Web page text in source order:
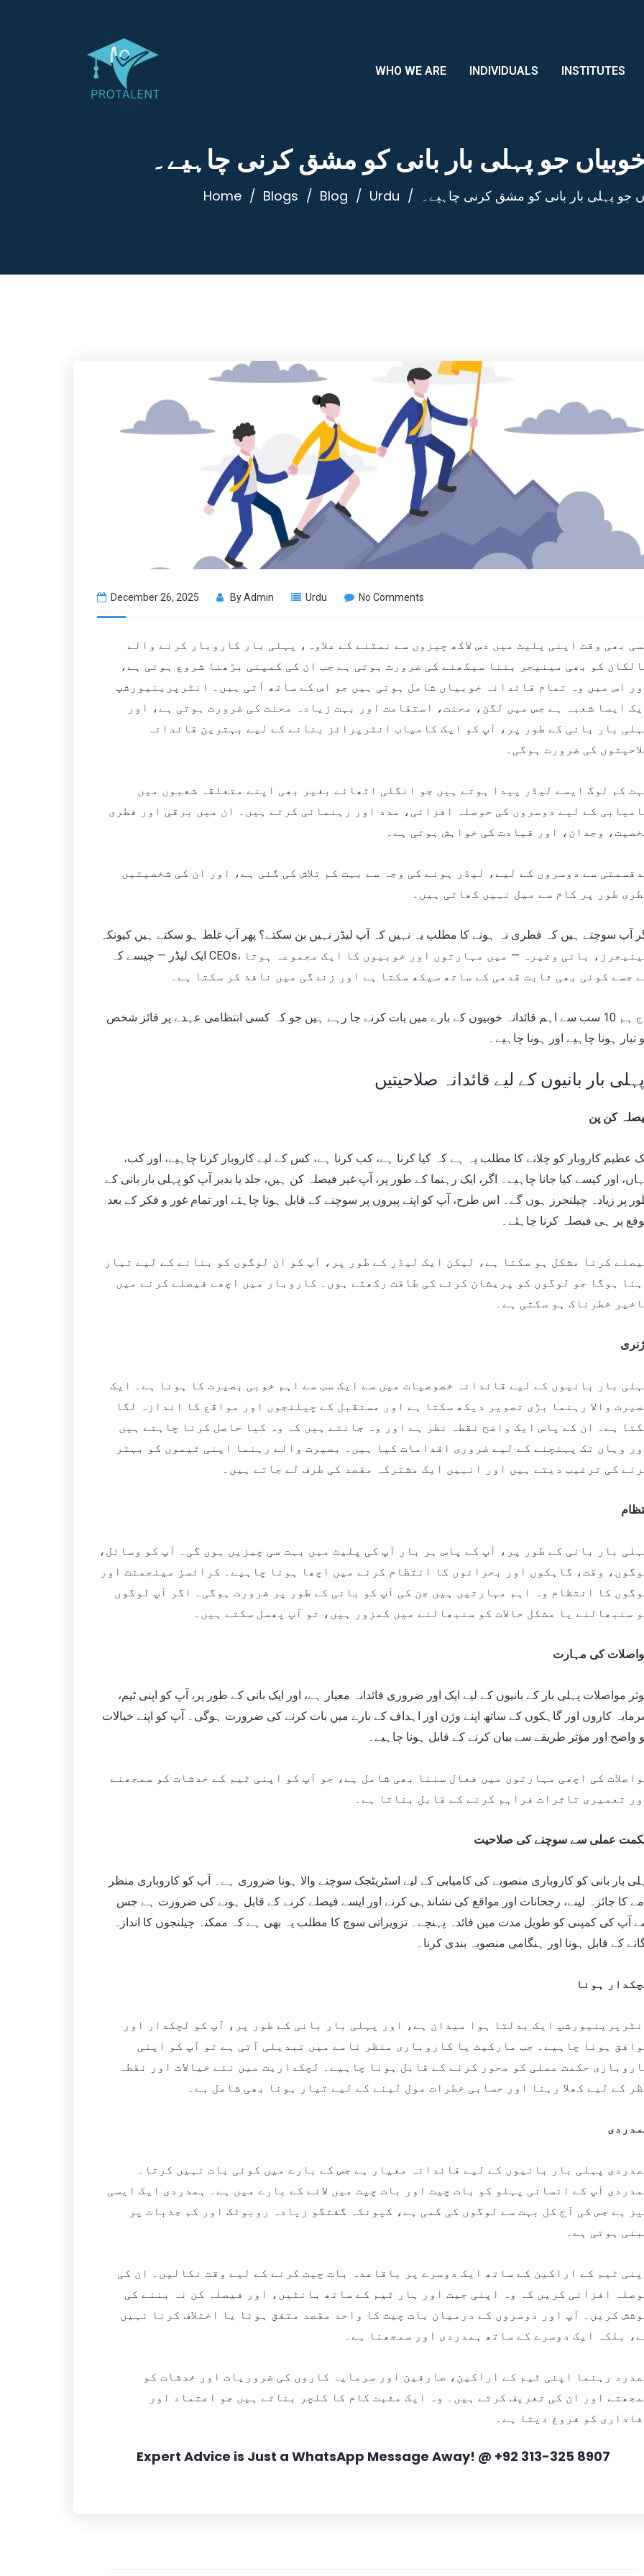
WHO WE ARE INDIVIDUALS INSTITUTES
جو پہلی بار بانی کو مشق کرنی چاہیے۔
Home Blogs Blog Urdu جو پہلی بار بانی کو مشق کرنی چاہیے۔
December 26, 2025 ByAdmin Urdu No Comments
بھی وقت اپنی پلیٹ میں دس لاکھ چیزوں سے نمٹنے کے علاوہ، پہلی بار کاروبار کرنے والے
کو بھی مینیجر بننا سیکھنے کی ضرورت ہوتی ہے جب ان کی کمپنی بڑھنا شروع ہوتی ہے،
اس میں وہ تمام قائدانہ خوبیاں شامل ہوتی ہیں جو اس کے ساتھ آتی ہیں۔ انٹرپرینیورشپ
ایسا شعبہ ہے جس میں لگن، محنت، استقامت اور بہت زیادہ محنت کی ضرورت ہوتی ہے، اور
بار بانی کے طور پر، آپ کو ایک کامیاب انٹرپرائز بنانے کے لیے بہترین قائدانہ
کی ضرورت ہوگی۔
کم لوگ ایسے لیڈر پیدا ہوتے ہیں جو انگلی اٹھائے بغیر بھی اپنے متعلقہ شعبوں میں
کے لیے دوسروں کی حوصلہ افزائی، مدد اور رہنمائی کرتے ہیں۔ ان میں برقی اور فطری
وجدان، اور قیادت کی خواہش ہوتی ہے۔
سے دوسروں کے لیے، لیڈر ہونے کی وجہ سے بہت کم تلاش کی گئی ہے، اور ان کی شخصیتیں
طور پر کام سے میل نہیں کھاتی ہیں۔
آپ سوچتے ہیں کہ فطری نہ ہونے کا مطلب یہ نہیں کہ آپ لیڈر نہیں بن سکتے؟ پھر آپ غلط ہو سکتے ہیں کیونکہ
ایک لیڈر — جیسے کہ CEOs، مینیجرز، بانی وغیرہ — میں مہارتوں اور خوبیوں کا ایک مجموعہ ہوتا
جسے کوئی بھی ثابت قدمی کے ساتھ سیکھ سکتا ہے اور زندگی میں نافذ کر سکتا ہے۔
آج ہم 10 سب سے اہم قائدانہ خوبیوں کے بارے میں بات کرنے جا رہے ہیں جو کہ کسی انتظامی عہدے پر فائز شخص
تیار ہونا چاہیے اور ہونا چاہیے۔
کن پن
عظیم کاروبار کو چلانے کا مطلب یہ ہے کہ کیا کرنا ہے، کب کرنا ہے، کس کے لیے کاروبار کرنا چاہیے، اور کب،
اور کیسے کیا جانا چاہیے۔ اگر، ایک رہنما کے طور پر، آپ غیر فیصلہ کن ہیں، جلد یا بدیر آپ کو پہلی بار بانی کے
پر زیادہ چیلنجرز ہوں گے۔ اس طرح، آپ کو اپنے پیروں پر سوچنے کے قابل ہونا چاہئے اور تمام غور و فکر کے بعد
پر ہی فیصلہ کرنا چاہئے۔
کرنا مشکل ہو سکتا ہے، لیکن ایک لیڈر کے طور پر، آپ کو ان لوگوں کو بنانے کے لیے تیار
ہوگا جو لوگوں کو پریشان کرنے کی طاقت رکھتے ہوں۔ کاروبار میں اچھے فیصلے کرنے میں
خطرناک ہو سکتی ہے۔
بار بانیوں کے لیے قائدانہ خصوصیات میں سے ایک سب سے اہم خوبی بصیرت کا ہونا ہے۔ ایک
والا رہنما بڑی تصویر دیکھ سکتا ہے اور مستقبل کے چیلنجوں اور مواقع کا اندازہ لگا
ہے۔ ان کے پاس ایک واضح نقطہ نظر ہے اور وہ جانتے ہیں کہ وہ کیا حاصل کرنا چاہتے ہیں
وہاں تک پہنچنے کے لیے ضروری اقدامات کیا ہیں۔ بصیرت والے رہنما اپنی ٹیموں کو بہتر
کی ترغیب دیتے ہیں اور انہیں ایک مشترکہ مقصد کی طرف لے جاتے ہیں۔
بار بانی کے طور پر، آپ کے پاس ہر بار آپ کی پلیٹ میں بہت سی چیزیں ہوں گی۔ آپ کو وسائل،
وقت، گاہکوں اور بحرانوں کا انتظام کرنے میں اچھا ہونا چاہیے۔ کرائسز مینجمنٹ اور
کا انتظام وہ اہم مہارتیں ہیں جن کی آپ کو بانی کے طور پر ضرورت ہوگی۔ اگر آپ لوگوں
سنبھالنے یا مشکل حالات کو سنبھالنے میں کمزور ہیں، تو آپ پھسل سکتے ہیں۔
کی مہارت
مواصلات پہلی بار کے بانیوں کے لیے ایک اور ضروری قائدانہ معیار ہے، اور ایک بانی کے طور پر، آپ کو اپنی ٹیم،
کاروں اور گاہکوں کے ساتھ اپنے وژن اور اہداف کے بارے میں بات کرنے کی ضرورت ہوگی۔ آپ کو اپنے خیالات
واضح اور مؤثر طریقے سے بیان کرنے کے قابل ہونا چاہیے۔
کی اچھی مہارتوں میں فعال سننا بھی شامل ہے، جو آپ کو اپنی ٹیم کے خدشات کو سمجھنے
تعمیری تاثرات فراہم کرنے کے قابل بناتا ہے۔
عملی سے سوچنے کی صلاحیت
بار بانی کو کاروباری منصوبے کی کامیابی کے لیے اسٹریٹجک سوچنے والا ہونا ضروری ہے۔ آپ کو کاروباری منظر
کا جائزہ لینے، رجحانات اور مواقع کی نشاندہی کرنے اور ایسے فیصلے کرنے کے قابل ہونے کی ضرورت ہے جس
آپ کی کمپنی کو طویل مدت میں فائدہ پہنچے۔ تزویراتی سوچ کا مطلب یہ بھی ہے کہ ممکنہ چیلنجوں کا اندازہ
کے قابل ہونا اور ہنگامی منصوبہ بندی کرنا۔
ہونا
ایک بدلتا ہوا میدان ہے، اور پہلی بار بانی کے طور پر، آپ کو لچکدار اور
ہونا چاہیے۔ جب مارکیٹ یا کاروباری منظر نامے میں تبدیلی آتی ہے تو آپ کو اپنی
حکمت عملی کو محور کرنے کے قابل ہونا چاہیے۔ لچکداریت میں نئے خیالات اور نقطہ
کے لیے کھلا رہنا اور حسابی خطرات مول لینے کے لیے تیار ہونا بھی شامل ہے۔
پہلی بار بانیوں کے لیے قائدانہ معیار ہے جس کے بارے میں کوئی بات نہیں کرتا۔
آپ کے انسانی پہلو کو بات چیت اور بات چیت میں لانے کے بارے میں ہے۔ ہمدردی ایک ایسی
ہے جس کی آج کل بہت سے لوگوں کی کمی ہے، کیونکہ گفتگو زیادہ روبوٹک اور کم جذبات پر
ہوتی ہے۔
ٹیم کے اراکین کے ساتھ ایک دوسرے پر باقاعدہ بات چیت کرنے کے لیے وقت نکالیں۔ ان کی
افزائی کریں کہ وہ اپنی جیت اور ہار ٹیم کے ساتھ بانٹیں، اور فیصلہ کن نہ بننے کی
کریں۔ آپ اور دوسروں کے درمیان بات چیت کا واحد مقصد متفق ہونا یا اختلاف کرنا نہیں
بلکہ ایک دوسرے کے ساتھ ہمدردی اور سمجھنا ہے۔
رہنما اپنی ٹیم کے اراکین، صارفین اور سرمایہ کاروں کی ضروریات اور خدشات کو
اور ان کی تعریف کرتے ہیں۔ وہ ایک مثبت کام کا کلچر بناتے ہیں جو اعتماد اور
کو فروغ دیتا ہے۔
Expert Advice is Just a WhatsApp Message Away! @ +92 313-325 8907